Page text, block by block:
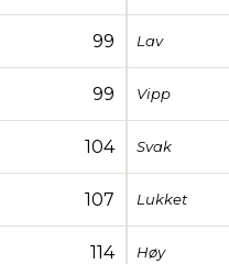
99 Lav
99 Vipp
104 Svak
107 Lukket
114 Høy